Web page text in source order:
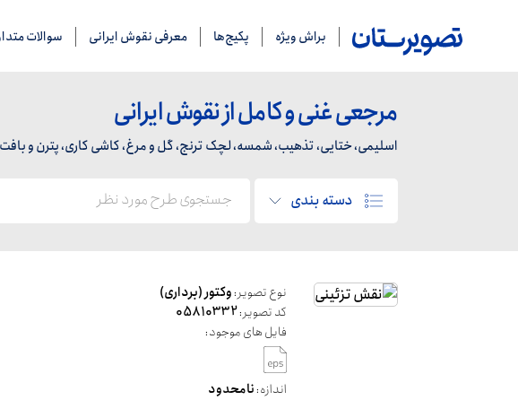
براش ویژه پکیج‌ها معرفی نقوش ایرانی سوالات
مرجعی غنی و کامل از نقوش ایرانی
اسلیمی، ختایی، تذهیب، شمسه، لچک ترنج، گل و مرغ، کاشی کاری، پترن و
دسته بندی
نوع تصویر:وکتور (برداری)
کد تصویر:05810332
فایل های موجود:
اندازه:نامحدود